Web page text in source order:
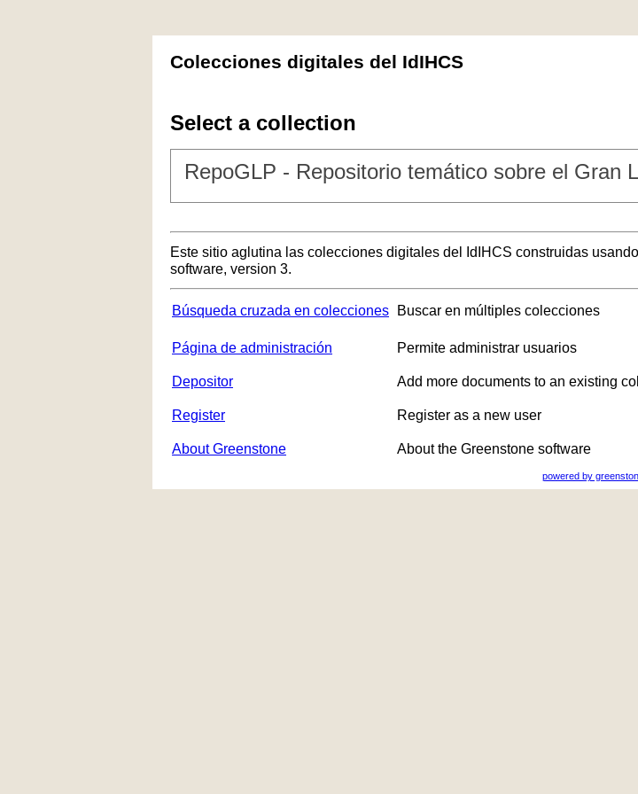
Colecciones digitales del IdIHCS
Select a collection
RepoGLP - Repositorio temático sobre el Gran
Este sitio aglutina las colecciones digitales del IdIHCS construidas
software, version 3.
Búsqueda cruzada en colecciones Buscar en múltiples colecciones
Página de administración Permite administrar usuarios
Depositor Add more documents to an existing
Register Register as a new user
About Greenstone About the Greenstone software
powered by